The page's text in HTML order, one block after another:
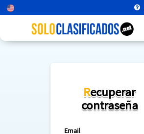
Recuperar
contraseña
Email